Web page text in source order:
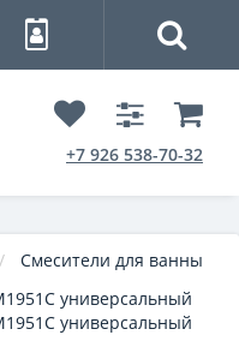
+7 926 538-70-32
Смесители для ванны